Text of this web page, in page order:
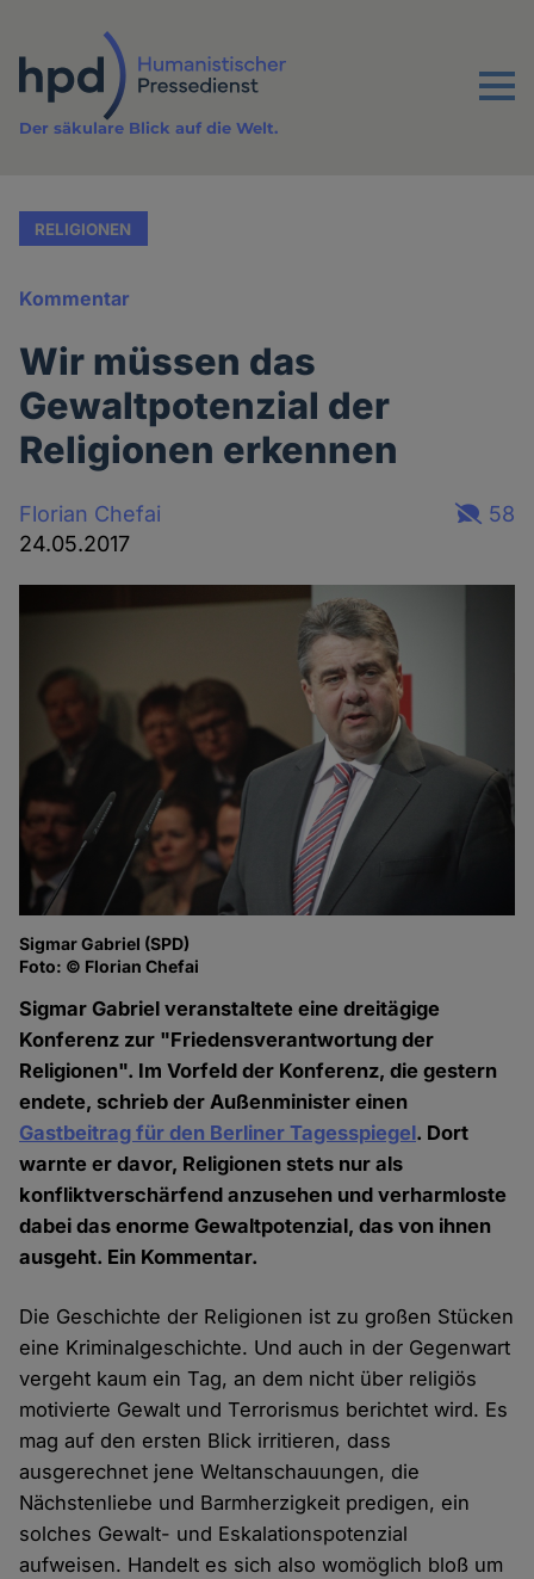
Inhalt
Menu
Der säkulare Blick auf die Welt.
RELIGIONEN
Kommentar
Wir müssen das
Gewaltpotenzial der
Religionen erkennen
Florian Chefai
24.05.2017
58
Sigmar Gabriel (SPD)
Foto: © Florian Chefai
Sigmar Gabriel veranstaltete eine dreitägige
Konferenz zur "Friedensverantwortung der
Religionen". Im Vorfeld der Konferenz, die gestern
endete, schrieb der Außenminister einen
Gastbeitrag für den Berliner Tagesspiegel. Dort
warnte er davor, Religionen stets nur als
konfliktverschärfend anzusehen und verharmloste
dabei das enorme Gewaltpotenzial, das von ihnen
ausgeht. Ein Kommentar.
Die Geschichte der Religionen ist zu großen Stücken
eine Kriminalgeschichte. Und auch in der Gegenwart
vergeht kaum ein Tag, an dem nicht über religiös
motivierte Gewalt und Terrorismus berichtet wird. Es
mag auf den ersten Blick irritieren, dass
ausgerechnet jene Weltanschauungen, die
Nächstenliebe und Barmherzigkeit predigen, ein
solches Gewalt- und Eskalationspotenzial
aufweisen. Handelt es sich also womöglich bloß um